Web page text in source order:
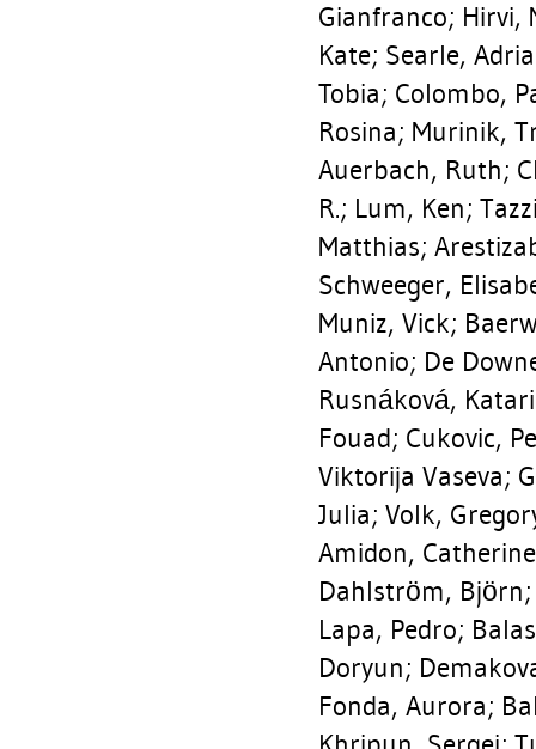
Gianfranco; Hirvi,
Kate; Searle,
Tobia; Colombo,
Rosina; Murinik,
Auerbach, Ruth;
R.; Lum, Ken;
Matthias;
Schweeger,
Muniz, Vick;
Antonio; De
Rusnáková,
Fouad; Cukovic,
Viktorija Vaseva;
Julia; Volk,
Amidon, Catherine
Dahlström, Björn
Lapa, Pedro;
Doryun;
Fonda, Aurora;